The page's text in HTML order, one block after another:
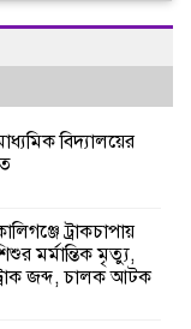
বিদ্যালয়ের
ট্রাকচাপায়
মর্মান্তিক মৃত্যু,
জব্দ, চালক আটক